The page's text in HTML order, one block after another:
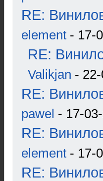
RE:
element - 17-
RE:
Valikjan -
RE:
pawel - 17-
RE:
element - 17-
RE: